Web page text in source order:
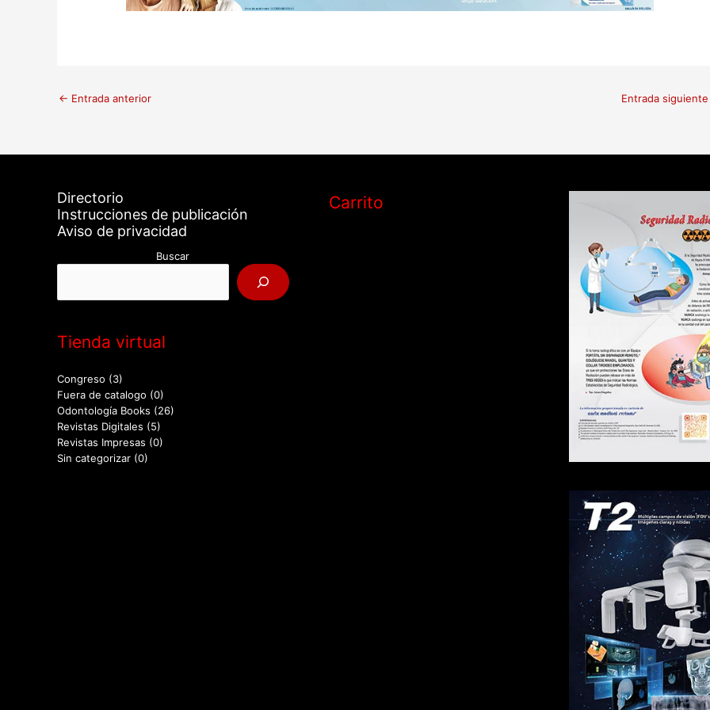
← Entrada anterior Entrada
Directorio
Instrucciones de publicación
Aviso de privacidad
Buscar
Tienda virtual
Congreso (3)
Fuera de catalogo (0)
Odontología Books (26)
Revistas Digitales (5)
Revistas Impresas (0)
Sin categorizar (0)
Carrito